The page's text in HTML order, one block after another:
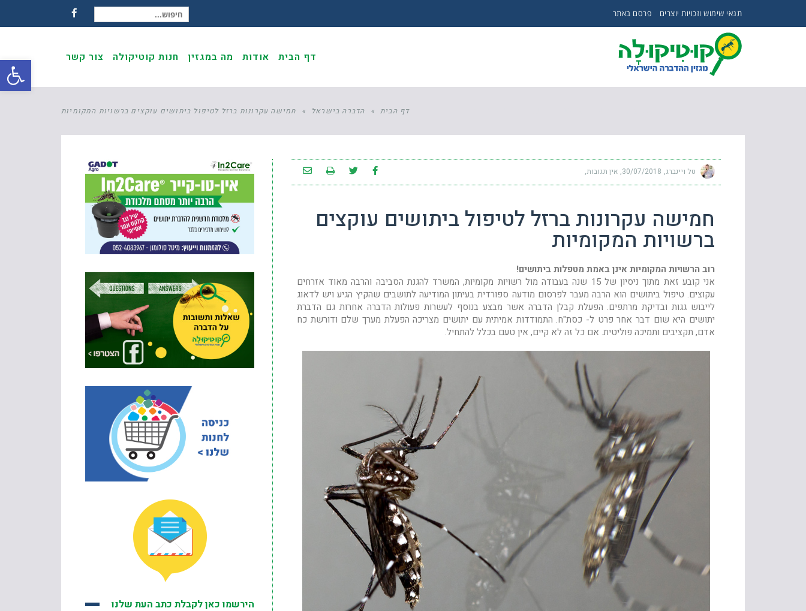
תנאי שימוש וזכויות יוצרים פרסם באתר
חיפוש עבור:
Facebook
דף הבית אודות מה במגזין חנות קוטיקולה צור קשר
דף הבית » הדברה בישראל » חמישה עקרונות ברזל לטיפול ביתושים עוקצים ברשויות המקומיות
טל ויינברג 30/07/2018 אין תגובות
חמישה עקרונות ברזל לטיפול ביתושים עוקצים
ברשויות המקומיות
רוב הרשויות המקומיות אינן באמת מטפלות ביתושים!
אני קובע זאת מתוך ניסיון של 15 שנה בעבודה מול רשויות מקומיות, המשרד להגנת הסביבה והרבה מאוד אזרחים
עקוצים. טיפול ביתושים הוא הרבה מעבר לפרסום מודעה ספורדית בעיתון המודיעה לתושבים שהקיץ הגיע ויש לדאוג
לייבוש גגות ובדיקת מרתפים. הפעלת קבלן הדברה אשר מבצע בנוסף לעשרות פעולות הדברה אחרות גם הדברת
יתושים היא שום דבר אחר פרט ל- כסת"ח. התמודדות אמיתית עם יתושים מצריכה הפעלת מערך שלם ודורשת כח
אדם, תקציבים ותמיכה פוליטית. אם כל זה לא קיים, אין טעם בכלל להתחיל.
הירשמו כאן לקבלת כתב העת שלנו